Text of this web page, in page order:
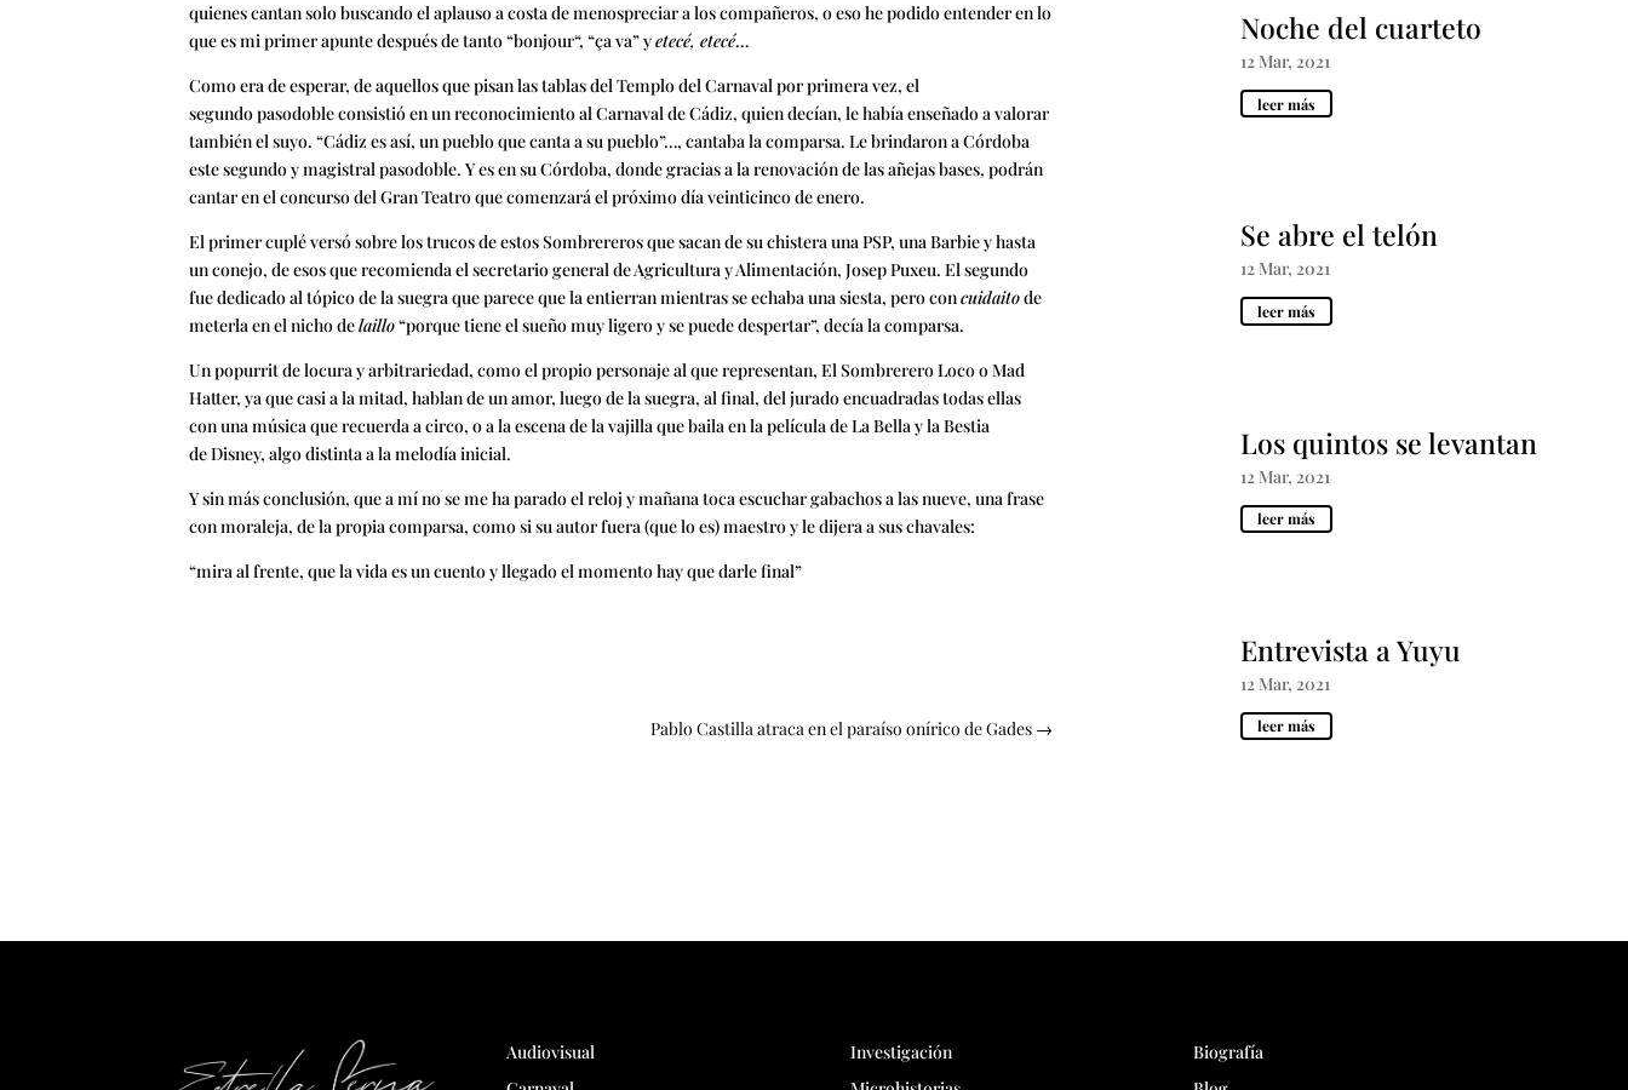
quienes cantan solo buscando el aplauso a costa de menospreciar a los compañeros, o eso he podido entender en lo
que es mi primer apunte después de tanto “bonjour“, “ça va” yetecé, etecé…
Como era de esperar, de aquellos que pisan las tablas del Templo del Carnaval por primera vez, el
segundo pasodoble consistió en un reconocimiento al Carnaval de Cádiz, quien decían, le había enseñado a valorar
también el suyo. “Cádiz es así, un pueblo que canta a su pueblo”…, cantaba la comparsa. Le brindaron a Córdoba
este segundo y magistral pasodoble. Y es en su Córdoba, donde gracias a la renovación de las añejas bases, podrán
cantar en el concurso del Gran Teatro que comenzará el próximo día veinticinco de enero.
El primer cuplé versó sobre los trucos de estos Sombrereros que sacan de su chistera una PSP, una Barbie y hasta
un conejo, de esos que recomienda el secretario general de Agricultura y Alimentación, Josep Puxeu. El segundo
fue dedicado al tópico de la suegra que parece que la entierran mientras se echaba una siesta, pero concuidaitode
meterla en el nicho delaillo“porque tiene el sueño muy ligero y se puede despertar”, decía la comparsa.
Un popurrit de locura y arbitrariedad, como el propio personaje al que representan, El Sombrerero Loco o Mad
Hatter, ya que casi a la mitad, hablan de un amor, luego de la suegra, al final, del jurado encuadradas todas ellas
con una música que recuerda a circo, o a la escena de la vajilla que baila en la película de La Bella y la Bestia
de Disney, algo distinta a la melodía inicial.
Y sin más conclusión, que a mí no se me ha parado el reloj y mañana toca escuchar gabachos a las nueve, una frase
con moraleja, de la propia comparsa, como si su autor fuera (que lo es) maestro y le dijera a sus chavales:
“mira al frente, que la vida es un cuento y llegado el momento hay que darle final”
Pablo Castilla atraca en el paraíso onírico de Gades→
Noche del cuarteto
12 Mar, 2021
leer más
Se abre el telón
12 Mar, 2021
leer más
Los quintos se levantan
12 Mar, 2021
leer más
Entrevista a Yuyu
12 Mar, 2021
leer más
Audiovisual
Investigación
Biografía